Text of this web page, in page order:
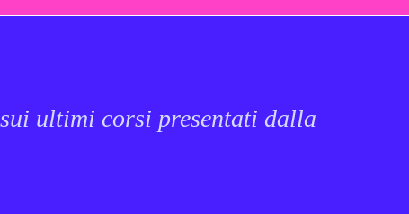
ultimi corsi presentati dalla